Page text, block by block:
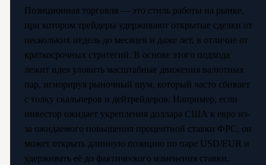
Позиционная торговля — это стиль работы на рынке,
при котором трейдеры удерживают открытые сделки от
нескольких недель до месяцев и даже лет, в отличие от
краткосрочных стратегий. В основе этого подхода
лежит идея уловить масштабные движения валютных
пар, игнорируя рыночный шум, который часто сбивает
с толку скальперов и дейтрейдеров. Например, если
инвестор ожидает укрепления доллара США к евро из-
за ожидаемого повышения процентной ставки ФРС, он
может открыть длинную позицию по паре USD/EUR и
удерживать её до фактического изменения ставки.